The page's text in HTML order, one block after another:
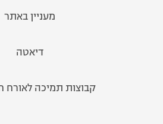
מעניין באתר
דיאטה
קבוצות תמיכה לאורח